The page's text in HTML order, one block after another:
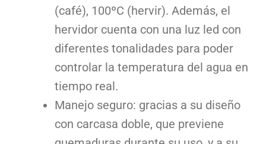
(café), 100ºC (hervir). Además, el
hervidor cuenta con una luz led con
diferentes tonalidades para poder
controlar la temperatura del agua en
tiempo real.
Manejo seguro: gracias a su diseño
con carcasa doble, que previene